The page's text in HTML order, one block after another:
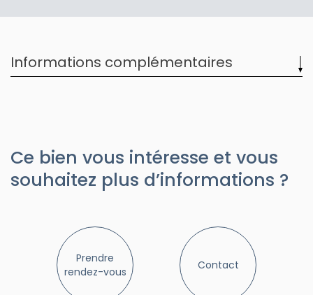
Informations complémentaires
Ce bien vous intéresse et vous
souhaitez plus d’informations ?
Prendre
rendez-vous
Contact